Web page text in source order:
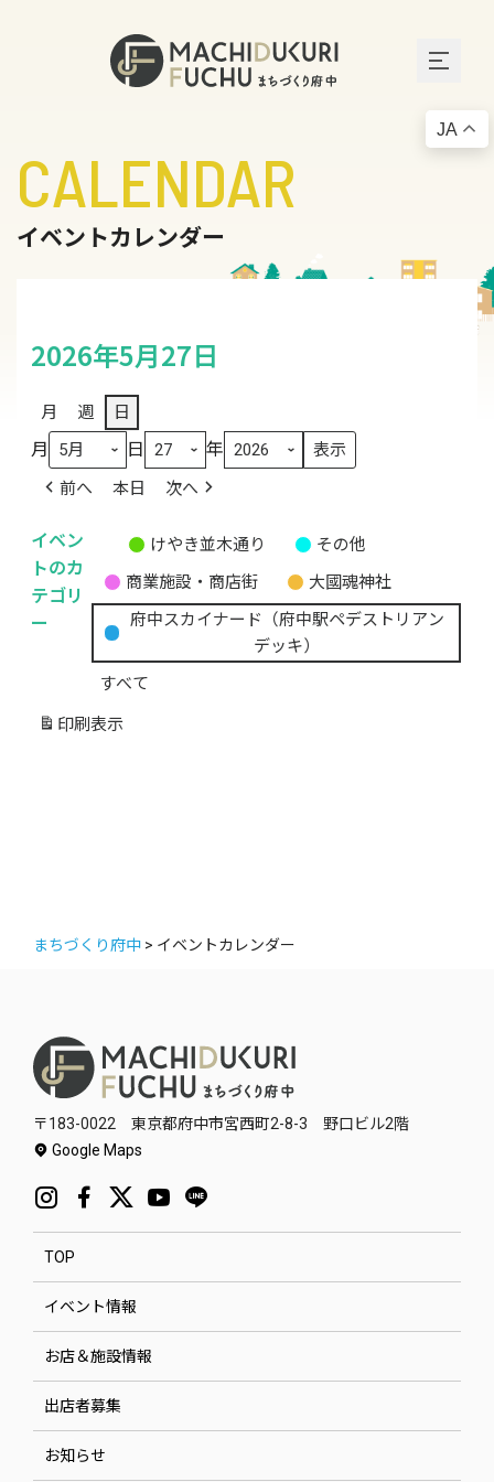
CALENDAR
イベントカレンダー
2026年5月27日
月 週 日
月 日 年
前へ 本日 次へ
イベン
トのカ
テゴリ
ー
題
の
カ
テ
ゴ
リ
けやき並木通り
その他
商業施設・商店街
大國魂神社
府中スカイナード（府中駅ペデストリアン
デッキ）
すべて
印刷 表示
まちづくり府中 > イベントカレンダー
〒183-0022 東京都府中市宮西町2-8-3 野口ビル2階
Google Maps
TOP
イベント情報
お店＆施設情報
出店者募集
お知らせ
JA